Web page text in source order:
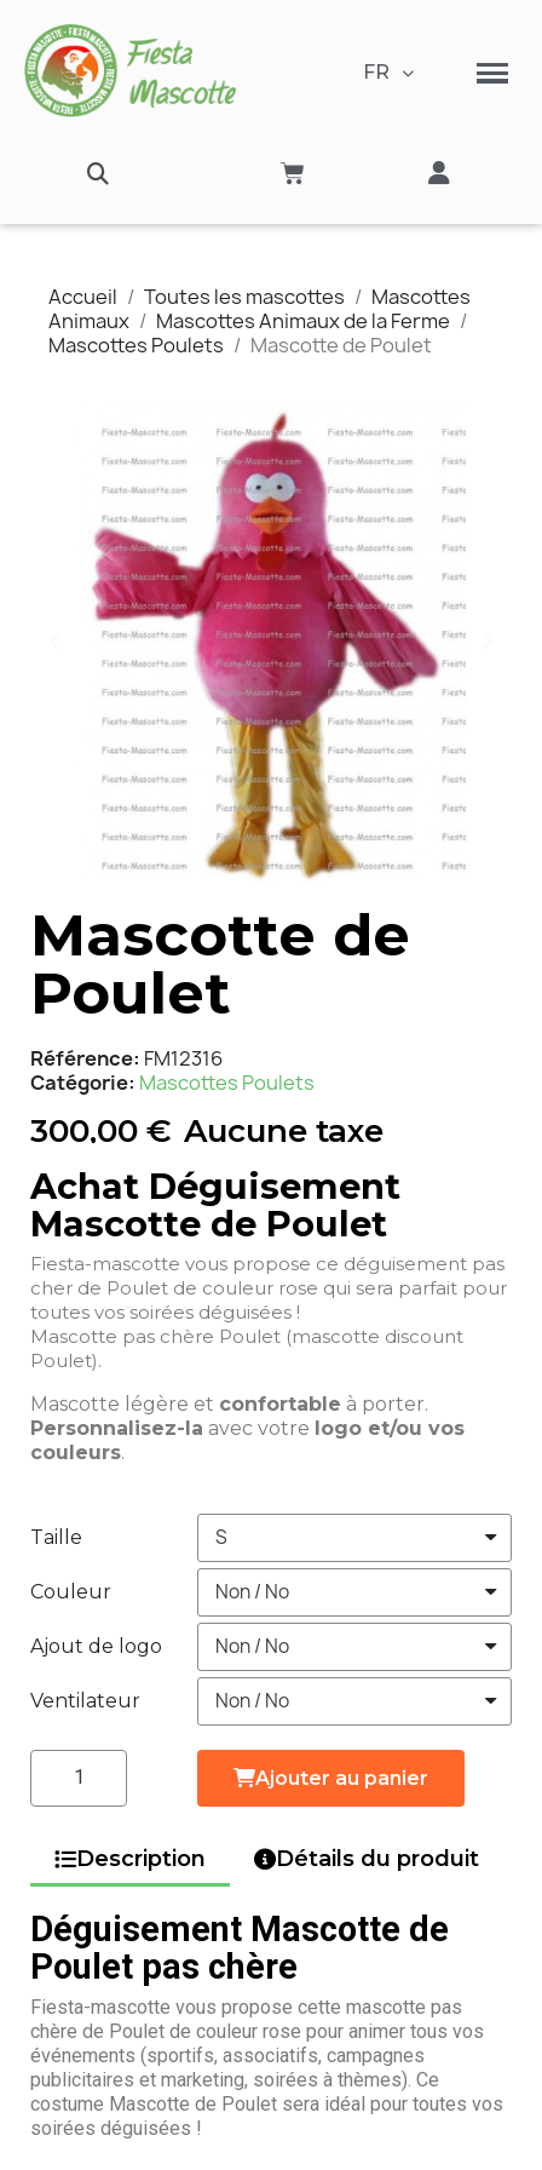
FR
Accueil Toutes les mascottes
Mascottes
Animaux
Mascottes Animaux de la Ferme
Mascottes Poulets
Mascotte de Poulet
Mascotte de
Poulet
Référence FM12316
Catégorie Mascottes Poulets
300,00 € Aucune taxe
Achat Déguisement
Mascotte de Poulet
Fiesta-mascotte vous propose ce déguisement pas
cher de Poulet de couleur rose qui sera parfait pour
toutes vos soirées déguisées !
Mascotte pas chère Poulet (mascotte discount
Poulet).
Mascotte légère et confortable à porter.
Personnalisez-la avec votre logo et/ou vos
couleurs.
Taille
Couleur
Ajout de logo
Ventilateur
Ajouter au panier
Description Détails du produit
Déguisement Mascotte de
Poulet pas chère
Fiesta-mascotte vous propose cette mascotte pas
chère de Poulet de couleur rose pour animer tous vos
événements (sportifs, associatifs, campagnes
publicitaires et marketing, soirées à thèmes). Ce
costume Mascotte de Poulet sera idéal pour toutes vos
soirées déguisées !